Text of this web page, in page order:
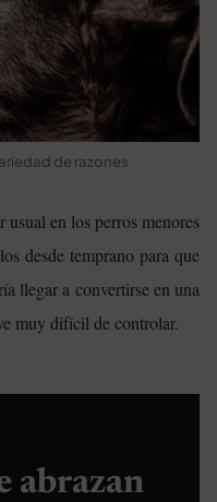
de razones
usual en los perros menores
desde temprano para que
llegar a convertirse en una
muy difícil de controlar.
abrazan